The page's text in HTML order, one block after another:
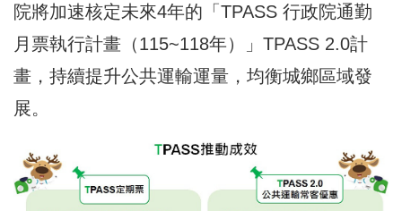
院將加速核定未來4年的「TPASS 行政院通勤
月票執行計畫（115~118年）」TPASS 2.0計
畫，持續提升公共運輸運量，均衡城鄉區域發
展。